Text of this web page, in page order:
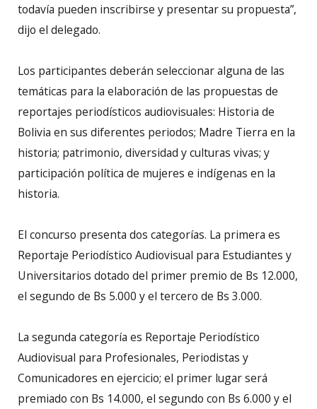
todavía pueden inscribirse y presentar su propuesta”,
dijo el delegado.
Los participantes deberán seleccionar alguna de las
temáticas para la elaboración de las propuestas de
reportajes periodísticos audiovisuales: Historia de
Bolivia en sus diferentes periodos; Madre Tierra en la
historia; patrimonio, diversidad y culturas vivas; y
participación política de mujeres e indígenas en la
historia.
El concurso presenta dos categorías. La primera es
Reportaje Periodístico Audiovisual para Estudiantes y
Universitarios dotado del primer premio de Bs 12.000,
el segundo de Bs 5.000 y el tercero de Bs 3.000.
La segunda categoría es Reportaje Periodístico
Audiovisual para Profesionales, Periodistas y
Comunicadores en ejercicio; el primer lugar será
premiado con Bs 14.000, el segundo con Bs 6.000 y el